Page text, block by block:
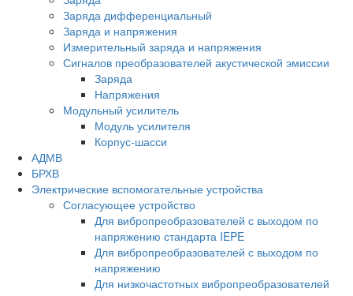
Заряда дифференциальный
Заряда и напряжения
Измерительный заряда и напряжения
Сигналов преобразователей акустической эмиссии
Заряда
Напряжения
Модульный усилитель
Модуль усилителя
Корпус-шасси
АДМВ
БРХВ
Электрические вспомогательные устройства
Согласующее устройство
Для вибропреобразователей с выходом по
напряжению стандарта IEPE
Для вибропреобразователей с выходом по
напряжению
Для низкочастотных вибропреобразователей